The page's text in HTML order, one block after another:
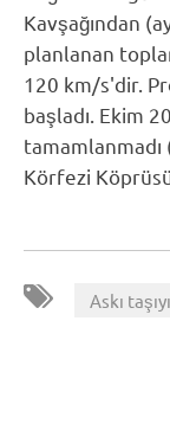
Kavşağından
planlanan
120 km/s'dir.
başladı. Ekim
tamamlanmadı
Körfezi
Askı